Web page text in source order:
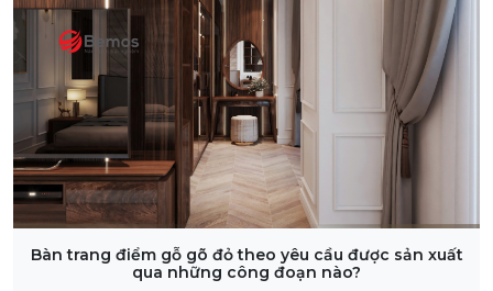
Bàn trang điểm gỗ gõ đỏ theo yêu cầu được sản xuất
qua những công đoạn nào?